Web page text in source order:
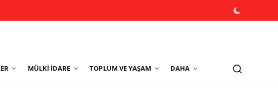
MÜLKI İDARE TOPLUM VE YAŞAM DAHA